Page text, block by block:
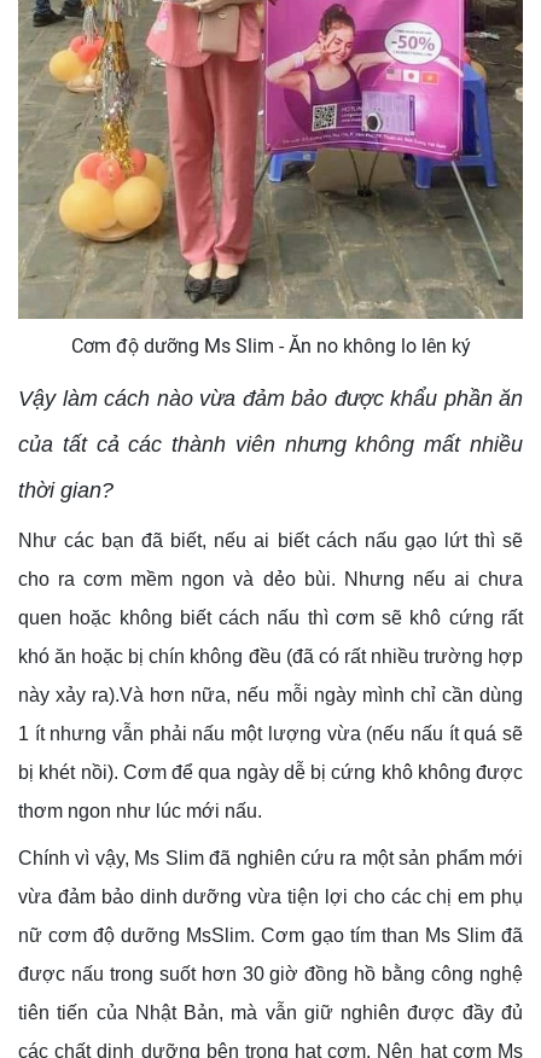
Cơm độ dưỡng Ms Slim - Ăn no không lo lên ký
Vậy làm cách nào vừa đảm bảo được khẩu phần ăn
của tất cả các thành viên nhưng không mất nhiều
thời gian?
Như các bạn đã biết, nếu ai biết cách nấu gạo lứt thì sẽ
cho ra cơm mềm ngon và dẻo bùi. Nhưng nếu ai chưa
quen hoặc không biết cách nấu thì cơm sẽ khô cứng rất
khó ăn hoặc bị chín không đều (đã có rất nhiều trường hợp
này xảy ra).Và hơn nữa, nếu mỗi ngày mình chỉ cần dùng
1 ít nhưng vẫn phải nấu một lượng vừa (nếu nấu ít quá sẽ
bị khét nồi). Cơm để qua ngày dễ bị cứng khô không được
thơm ngon như lúc mới nấu.
Chính vì vậy, Ms Slim đã nghiên cứu ra một sản phẩm mới
vừa đảm bảo dinh dưỡng vừa tiện lợi cho các chị em phụ
nữ cơm độ dưỡng MsSlim. Cơm gạo tím than Ms Slim đã
được nấu trong suốt hơn 30 giờ đồng hồ bằng công nghệ
tiên tiến của Nhật Bản, mà vẫn giữ nghiên được đầy đủ
các chất dinh dưỡng bên trong hạt cơm. Nên hạt cơm Ms